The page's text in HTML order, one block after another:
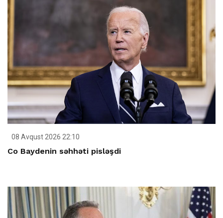
08 Avqust 2026 22:10
Co Baydenin səhhəti pisləşdi